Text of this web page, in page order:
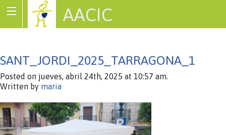
AACIC
SANT_JORDI_2025_TARRAGONA_1
Posted on jueves, abril 24th, 2025 at 10:57 am.
Written by maria